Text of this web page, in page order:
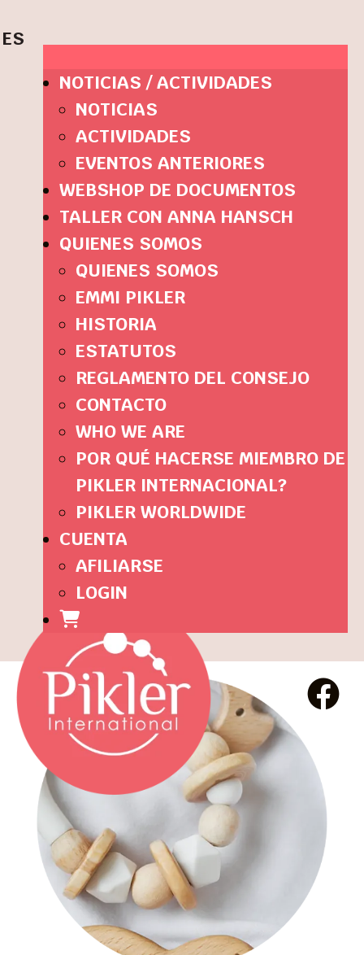
NOTICIAS / ACTIVIDADES
NOTICIAS
ACTIVIDADES
EVENTOS ANTERIORES
WEBSHOP DE DOCUMENTOS
TALLER CON ANNA HANSCH
QUIENES SOMOS
QUIENES SOMOS
EMMI PIKLER
HISTORIA
ESTATUTOS
REGLAMENTO DEL CONSEJO
CONTACTO
WHO WE ARE
POR QUÉ HACERSE MIEMBRO DE
PIKLER INTERNACIONAL?
PIKLER WORLDWIDE
CUENTA
AFILIARSE
LOGIN
ES